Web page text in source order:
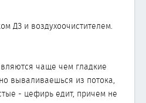
ДЗ и воздухоочистителем.
чаще чем гладкие
вываливаешься из потока,
- цефирь едит, причем не